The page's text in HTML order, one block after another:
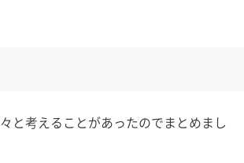
と考えることがあったのでまとめまし